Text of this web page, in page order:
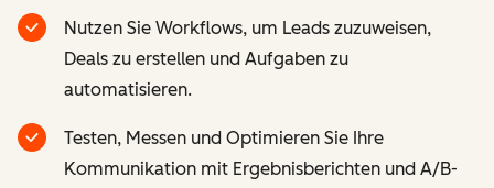
Nutzen Sie Workflows, um Leads zuzuweisen,
Deals zu erstellen und Aufgaben zu
automatisieren.
Testen, Messen und Optimieren Sie Ihre
Kommunikation mit Ergebnisberichten und A/B-